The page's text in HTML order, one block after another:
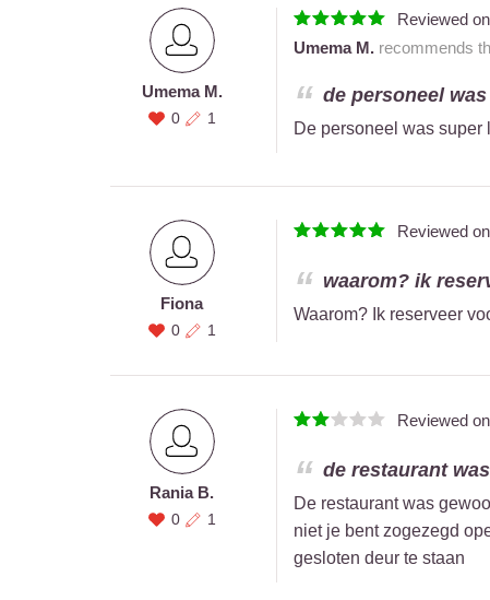
Umema M.
0 1
Reviewed
Umema M.recommends
de personeel
De personeel was super
Fiona
0 1
Reviewed
waarom? ik
Waarom? Ik reserveer
Rania B.
0 1
Reviewed
de restaurant
De restaurant was
niet je bent zogezegd
gesloten deur te staan